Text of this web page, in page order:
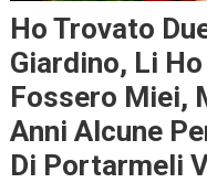
Ho Trovato
Giardino, Li
Fossero Miei,
Anni Alcune
Di Portarmeli